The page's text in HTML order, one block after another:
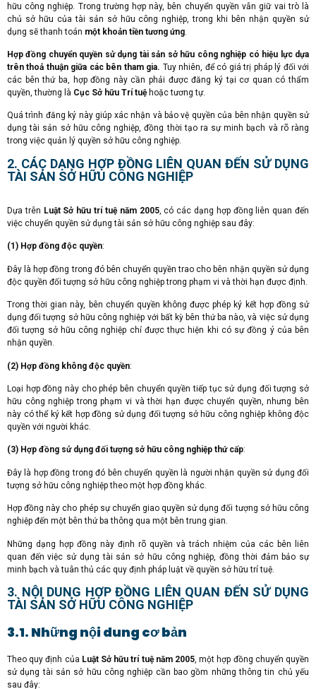
hữu công nghiệp. Trong trường hợp này, bên chuyển quyền vẫn giữ vai trò là
chủ sở hữu của tài sản sở hữu công nghiệp, trong khi bên nhận quyền sử
dụng sẽ thanh toán một khoản tiền tương ứng
Hợp đồng chuyển quyền sử dụng tài sản sở hữu công nghiệp có hiệu lực dựa
trên thoả thuận giữa các bên tham gia. Tuy nhiên, để có giá trị pháp lý đối với
các bên thứ ba, hợp đồng này cần phải được đăng ký tại cơ quan có thẩm
quyền, thường là Cục Sở hữu Trí tuệhoặc tương tự.
Quá trình đăng ký này giúp xác nhận và bảo vệ quyền của bên nhận quyền sử
dụng tài sản sở hữu công nghiệp, đồng thời tạo ra sự minh bạch và rõ ràng
trong việc quản lý quyền sở hữu công nghiệp.
2. CÁC DẠNG HỢP ĐỒNG LIÊN QUAN ĐẾN SỬ DỤNG
TÀI SẢN SỞ HỮU CÔNG NGHIỆP
Dựa trên Luật Sở hữu trí tuệ năm 2005, có các dạng hợp đồng liên quan đến
việc chuyển quyền sử dụng tài sản sở hữu công nghiệp sau đây:
(1) Hợp đồng độc quyền:
Đây là hợp đồng trong đó bên chuyển quyền trao cho bên nhận quyền sử dụng
độc quyền đối tượng sở hữu công nghiệp trong phạm vi và thời hạn được định.
Trong thời gian này, bên chuyển quyền không được phép ký kết hợp đồng sử
dụng đối tượng sở hữu công nghiệp với bất kỳ bên thứ ba nào, và việc sử dụng
đối tượng sở hữu công nghiệp chỉ được thực hiện khi có sự đồng ý của bên
nhận quyền.
(2) Hợp đồng không độc quyền:
Loại hợp đồng này cho phép bên chuyển quyền tiếp tục sử dụng đối tượng sở
hữu công nghiệp trong phạm vi và thời hạn được chuyển quyền, nhưng bên
này có thể ký kết hợp đồng sử dụng đối tượng sở hữu công nghiệp không độc
quyền với người khác.
(3) Hợp đồng sử dụng đối tượng sở hữu công nghiệp thứ cấp:
Đây là hợp đồng trong đó bên chuyển quyền là người nhận quyền sử dụng đối
tượng sở hữu công nghiệp theo một hợp đồng khác.
Hợp đồng này cho phép sự chuyển giao quyền sử dụng đối tượng sở hữu công
nghiệp đến một bên thứ ba thông qua một bên trung gian.
Những dạng hợp đồng này định rõ quyền và trách nhiệm của các bên liên
quan đến việc sử dụng tài sản sở hữu công nghiệp, đồng thời đảm bảo sự
minh bạch và tuân thủ các quy định pháp luật về quyền sở hữu trí tuệ.
3. NỘI DUNG HỢP ĐỒNG LIÊN QUAN ĐẾN SỬ DỤNG
TÀI SẢN SỞ HỮU CÔNG NGHIỆP
3.1. Những nội dung cơ bản
Theo quy định của Luật Sở hữu trí tuệ năm 2005, một hợp đồng chuyển quyền
sử dụng tài sản sở hữu công nghiệp cần bao gồm những thông tin chủ yếu
sau đây: